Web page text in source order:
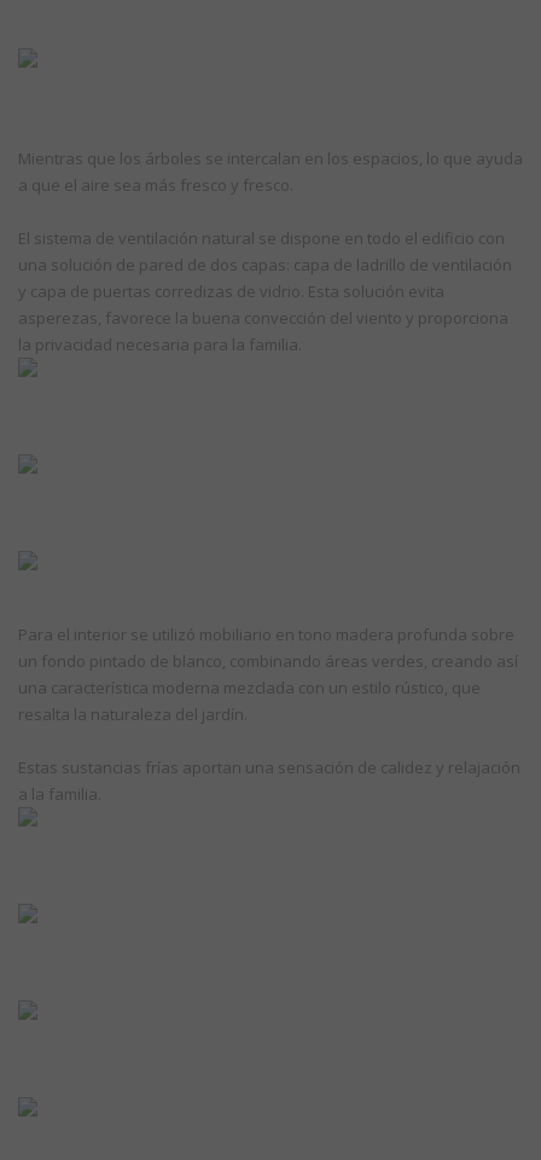
Mientras que los árboles se intercalan en los espacios, lo que ayuda
a que el aire sea más fresco y fresco.
El sistema de ventilación natural se dispone en todo el edificio con
una solución de pared de dos capas: capa de ladrillo de ventilación
y capa de puertas corredizas de vidrio. Esta solución evita
asperezas, favorece la buena convección del viento y proporciona
la privacidad necesaria para la familia.
Para el interior se utilizó mobiliario en tono madera profunda sobre
un fondo pintado de blanco, combinando áreas verdes, creando así
una característica moderna mezclada con un estilo rústico, que
resalta la naturaleza del jardín.
Estas sustancias frías aportan una sensación de calidez y relajación
a la familia.